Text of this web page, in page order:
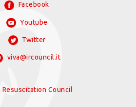
Facebook
Youtube
Twitter
viva@ircouncil.it
Resuscitation Council